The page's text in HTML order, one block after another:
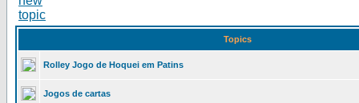
Topics
Rolley Jogo de Hoquei em Patins
Jogos de cartas